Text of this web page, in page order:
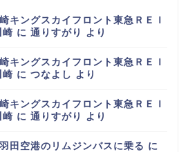
キングスカイフロント東急ＲＥＩ
崎 に 通りすがり より
キングスカイフロント東急ＲＥＩ
崎 に つなよし より
キングスカイフロント東急ＲＥＩ
崎 に 通りすがり より
田空港のリムジンバスに乗る に